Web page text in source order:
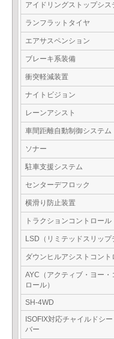
アイドリングストップシス
ランフラットタイヤ
エアサスペンション
ブレーキ系装備
衝突軽減装置
ナイトビジョン
レーンアシスト
車間距離自動制御システム
ソナー
駐車支援システム
センターデフロック
横滑り防止装置
トラクションコントロール
LSD（リミテッドスリップ
ダウンヒルアシストコント
AYC（アクティブ・ヨー・
ロール）
SH-4WD
ISOFIX対応チャイルドシ
バー